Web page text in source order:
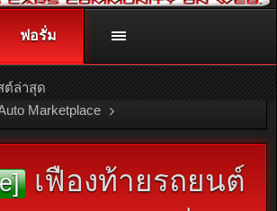
หรือโทร. 081-811-1138
านรายละเอียดเพิ่มเติม คลิกที่นี่
Marketplace
เฟืองท้ายรถยนต์
ฟอรั่ม
ต์ล่าสุด